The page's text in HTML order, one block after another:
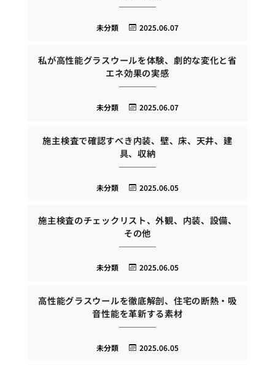
2025.06.07
未分類
私が高性能グラスウールを体験、劇的な変化と省
エネ効果の実感
2025.06.07
未分類
施主検査で確認すべき内装、壁、床、天井、建
具、収納
2025.06.05
未分類
施主検査のチェックリスト、外観、内装、設備、
その他
2025.06.05
未分類
高性能グラスウールを徹底解剖、住宅の断熱・吸
音性能を革新する素材
2025.06.05
未分類